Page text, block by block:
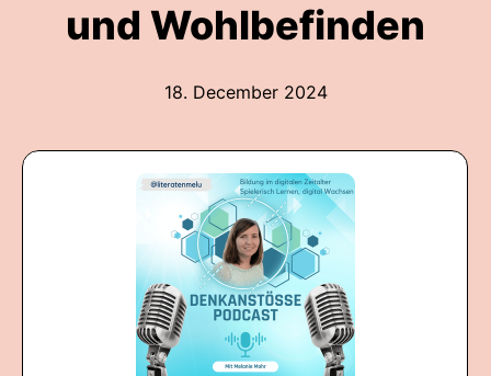
und Wohlbefinden
18. December 2024